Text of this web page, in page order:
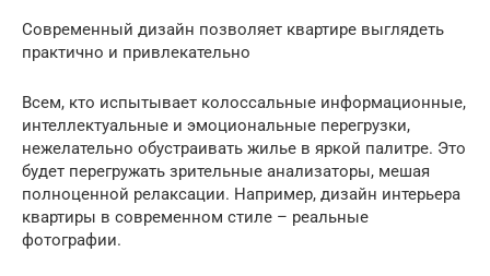
Современный дизайн позволяет квартире выглядеть
практично и привлекательно
Всем, кто испытывает колоссальные информационные,
интеллектуальные и эмоциональные перегрузки,
нежелательно обустраивать жилье в яркой палитре. Это
будет перегружать зрительные анализаторы, мешая
полноценной релаксации. Например, дизайн интерьера
квартиры в современном стиле – реальные
фотографии.